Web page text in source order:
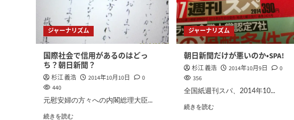
ジャーナリズム
国際社会で信用があるのはどっ
ち？朝日新聞？
杉江 義浩 2014年10月10日
0
440
元慰安婦の方々への内閣総理大臣...
続きを読む
ジャーナリズム
朝日新聞だけが悪いのか・SPA!
杉江 義浩 2014年10月9日
0
356
全国紙週刊スパ、2014年10...
続きを読む